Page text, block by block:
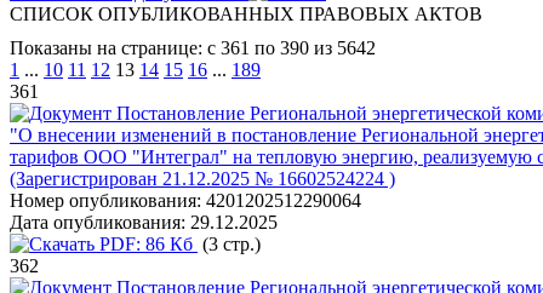
СПИСОК ОПУБЛИКОВАННЫХ ПРАВОВЫХ АКТОВ
Показаны на странице: с 361 по 390 из 5642
1 ... 10 11 12 13 14 15 16 ... 189
361
Постановление Региональной энергетической
"О внесении изменений в постановление Региональной
тарифов ООО "Интеграл" на тепловую энергию, реализуемую
(Зарегистрирован 21.12.2025 № 16602524224 )
Номер опубликования: 4201202512290064
Дата опубликования: 29.12.2025
PDF: 86 Кб (3 стр.)
362
Постановление Региональной энергетической